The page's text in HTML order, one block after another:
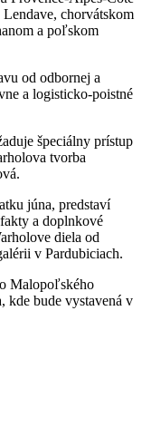
chorvátskom
a poľskom
od odbornej a
a logisticko-poistné
špeciálny prístup
tvorba
júna, predstaví
a doplnkové
diela od
v Pardubiciach.
Malopoľského
kde bude vystavená v